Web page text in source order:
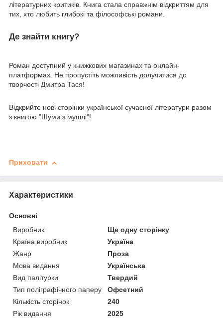
літературних критиків. Книга стала справжнім відкриттям для
тих, хто любить глибокі та філософські романи.
Де знайти книгу?
Роман доступний у книжкових магазинах та онлайн-
платформах. Не пропустіть можливість долучитися до
творчості Дмитра Тася!
Відкрийте нові сторінки української сучасної літератури разом
з книгою "Шуми з мушлі"!
Приховати
Характеристики
Основні
Виробник
Ще одну сторінку
Країна виробник
Україна
Жанр
Проза
Мова видання
Українська
Вид палітурки
Твердий
Тип поліграфічного паперу
Офсетний
Кількість сторінок
240
Рік видання
2025